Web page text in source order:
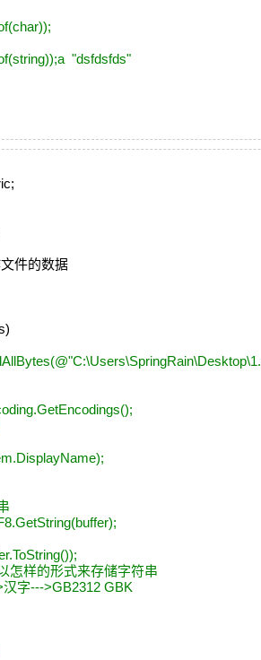
"dsfdsfds"
件的数据
怎样的形式来存储字符串
字--->GB2312 GBK